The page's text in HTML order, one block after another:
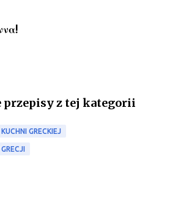
przepisy z tej kategorii
GRECKIEJ